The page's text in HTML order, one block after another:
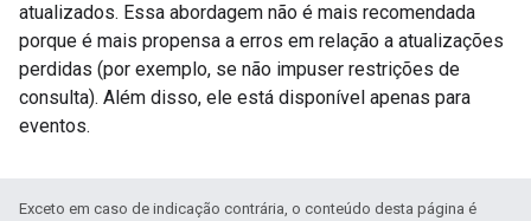
atualizados. Essa abordagem não é mais recomendada
porque é mais propensa a erros em relação a atualizações
perdidas (por exemplo, se não impuser restrições de
consulta). Além disso, ele está disponível apenas para
eventos.
Exceto em caso de indicação contrária, o conteúdo desta página é